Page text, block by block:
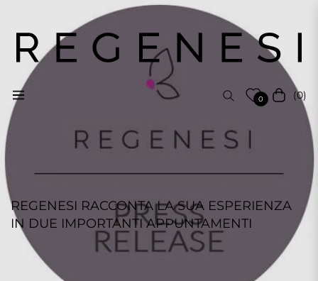
Navigation 0 Cart (0)
REGENESI RACCONTA LA SUA ESPERIENZA
IN DUE IMPORTANTI APPUNTAMENTI
REGENESI STAFF